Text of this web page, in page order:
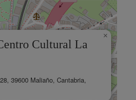
Cultural La
39600 Maliaño, Cantabria,
×